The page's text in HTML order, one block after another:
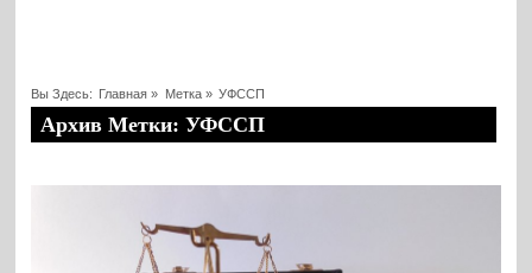
Вы Здесь: Главная » Метка » УФССП
Архив Метки: УФССП